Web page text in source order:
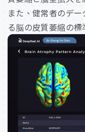
また、健常者のデ
る脳の皮質萎縮の